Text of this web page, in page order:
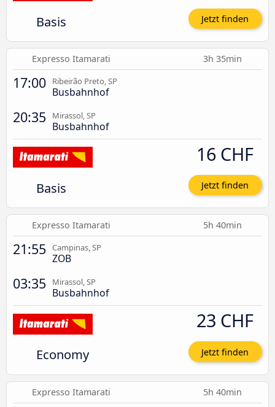
Basis Jetzt finden
Expresso Itamarati 3h 35min
17:00 Ribeirão Preto, SP
Busbahnhof
20:35 Mirassol, SP
Busbahnhof
Basis
16 CHF
Jetzt finden
Expresso Itamarati 5h 40min
21:55 Campinas, SP
ZOB
03:35 Mirassol, SP
Busbahnhof
Economy
23 CHF
Jetzt finden
Expresso Itamarati 5h 40min